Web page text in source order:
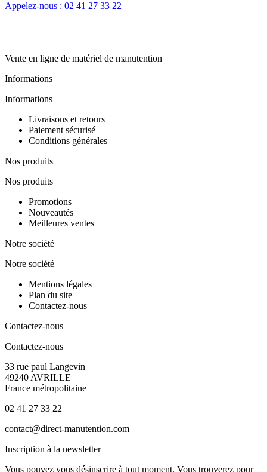
Appelez-nous : 02 41 27 33 22
Vente en ligne de matériel de manutention
Informations
Informations
Livraisons et retours
Paiement sécurisé
Conditions générales
Nos produits
Nos produits
Promotions
Nouveautés
Meilleures ventes
Notre société
Notre société
Mentions légales
Plan du site
Contactez-nous
Contactez-nous
Contactez-nous
33 rue paul Langevin
49240 AVRILLE
France métropolitaine
02 41 27 33 22
contact@direct-manutention.com
Inscription à la newsletter
Vous pouvez vous désinscrire à tout moment. Vous trouverez pour